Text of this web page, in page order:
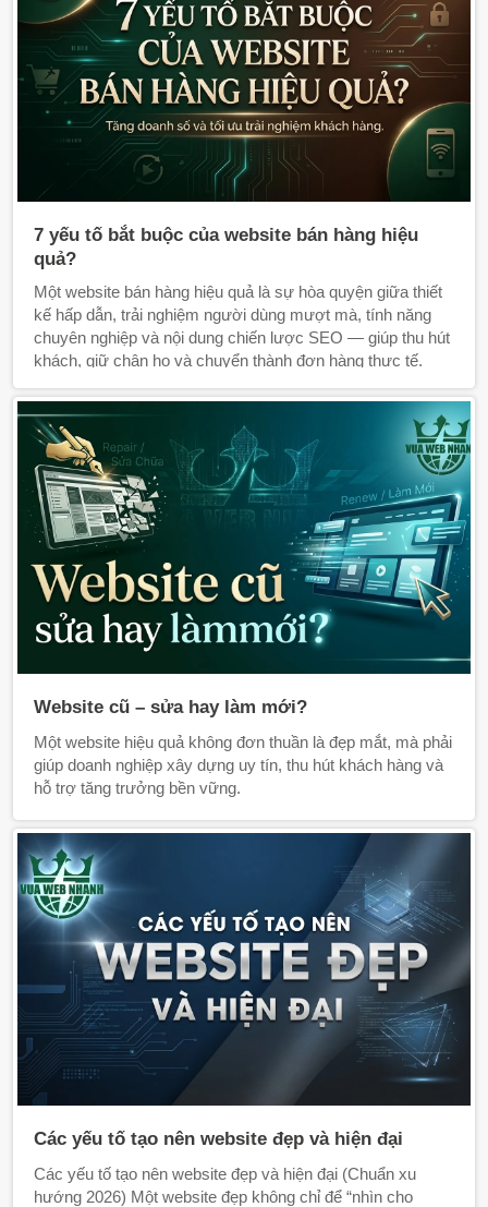
7 yếu tố bắt buộc của website bán hàng hiệu
quả?
Một website bán hàng hiệu quả là sự hòa quyện giữa thiết
kế hấp dẫn, trải nghiệm người dùng mượt mà, tính năng
chuyên nghiệp và nội dung chiến lược SEO — giúp thu hút
khách, giữ chân họ và chuyển thành đơn hàng thực tế.
Website cũ – sửa hay làm mới?
Một website hiệu quả không đơn thuần là đẹp mắt, mà phải
giúp doanh nghiệp xây dựng uy tín, thu hút khách hàng và
hỗ trợ tăng trưởng bền vững.
Các yếu tố tạo nên website đẹp và hiện đại
Các yếu tố tạo nên website đẹp và hiện đại (Chuẩn xu
hướng 2026) Một website đẹp không chỉ để “nhìn cho